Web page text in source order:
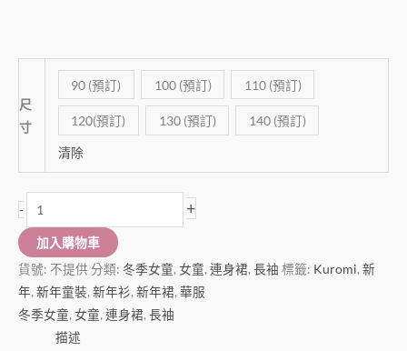
尺
寸
90 (預訂) 100 (預訂) 110 (預訂)
120(預訂) 130 (預訂) 140 (預訂)
清除
- +
加入購物車
貨號: 不提供 分類: 冬季女童, 女童, 連身裙, 長袖 標籤: Kuromi, 新
年, 新年童裝, 新年衫, 新年裙, 華服
冬季女童, 女童, 連身裙, 長袖
描述